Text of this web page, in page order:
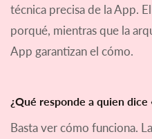
técnica precisa de la App.
porqué, mientras que la
App garantizan el cómo.
¿Qué responde a quien dice
Basta ver cómo funciona.